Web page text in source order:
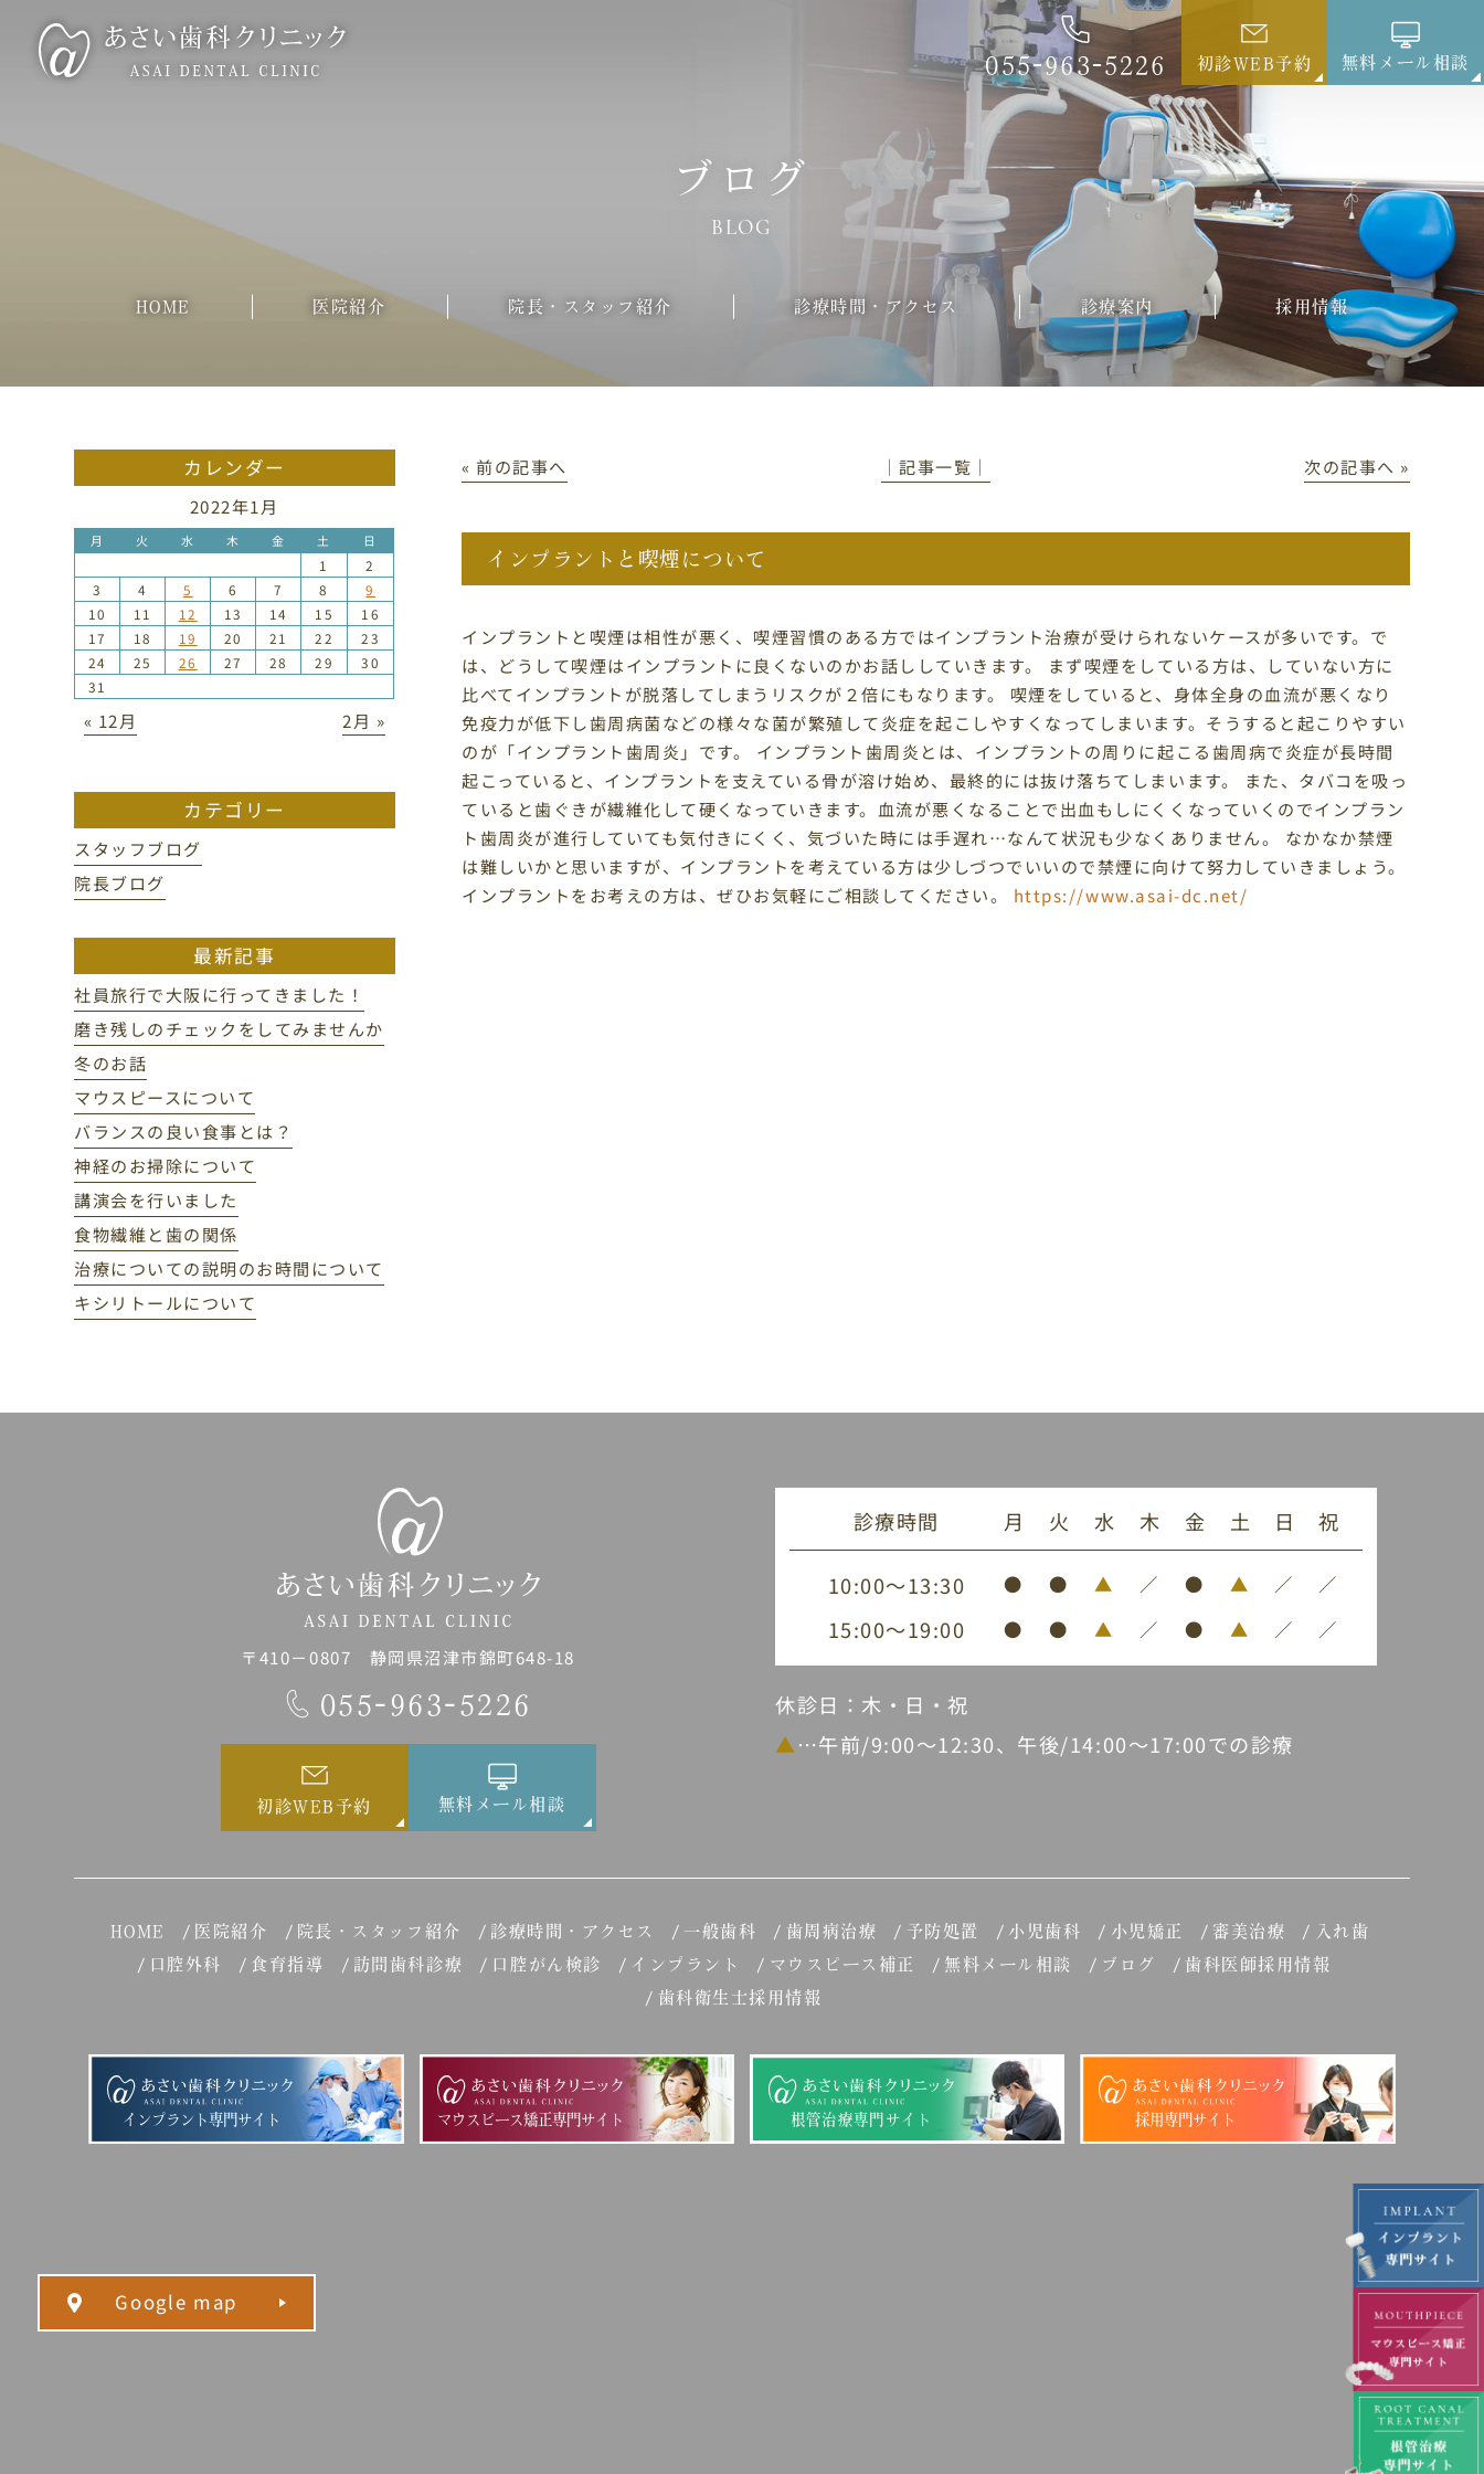
055-963-5226 初診WEB予約 無料メール相談
ブログ
BLOG
HOME 医院紹介 院長・スタッフ紹介 診療時間・アクセス 診療案内 採用情報
« 前の記事へ │記事一覧│ 次の記事へ »
インプラントと喫煙について
インプラントと喫煙は相性が悪く、喫煙習慣のある方ではインプラント治療が受けられないケースが多いです。で
は、どうして喫煙はインプラントに良くないのかお話ししていきます。 まず喫煙をしている方は、していない方に
比べてインプラントが脱落してしまうリスクが２倍にもなります。 喫煙をしていると、身体全身の血流が悪くなり
免疫力が低下し歯周病菌などの様々な菌が繁殖して炎症を起こしやすくなってしまいます。そうすると起こりやすい
のが「インプラント歯周炎」です。 インプラント歯周炎とは、インプラントの周りに起こる歯周病で炎症が長時間
起こっていると、インプラントを支えている骨が溶け始め、最終的には抜け落ちてしまいます。 また、タバコを吸っ
ていると歯ぐきが繊維化して硬くなっていきます。血流が悪くなることで出血もしにくくなっていくのでインプラン
ト歯周炎が進行していても気付きにくく、気づいた時には手遅れ…なんて状況も少なくありません。 なかなか禁煙
は難しいかと思いますが、インプラントを考えている方は少しづつでいいので禁煙に向けて努力していきましょう。
インプラントをお考えの方は、ぜひお気軽にご相談してください。 https://www.asai-dc.net/
カレンダー
2022年1月
月 火 水 木 金 土 日
1
2
3
4 5 6 7 8
9
10
11 12 13 14 15
16
17
18 19 20 21 22
23
24
25 26 27 28 29
30
31
« 12月 2月 »
カテゴリー
スタッフブログ
院長ブログ
最新記事
社員旅行で大阪に行ってきました！
磨き残しのチェックをしてみませんか
冬のお話
マウスピースについて
バランスの良い食事とは？
神経のお掃除について
講演会を行いました
食物繊維と歯の関係
治療についての説明のお時間について
キシリトールについて
〒410－0807 静岡県沼津市錦町648-18
055-963-5226
初診WEB予約 無料メール相談
診療時間 月 火 水 木 金 土 日 祝
10:00～13:30 ● ● ▲ ／ ● ▲ ／ ／
15:00～19:00 ● ● ▲ ／ ● ▲ ／ ／
休診日：木・日・祝
▲…午前/9:00～12:30、午後/14:00～17:00での診療
HOME 医院紹介 院長・スタッフ紹介 診療時間・アクセス 一般歯科 歯周病治療 予防処置 小児歯科 小児矯正 審美治療
入れ歯
口腔外科
食育指導 訪問歯科診療 口腔がん検診 インプラント マウスピース補正 無料メール相談 ブログ
歯科医師採用情報
歯科衛生士採用情報
インプラント専門サイト マウスピース矯正専門サイト 根管治療専門サイト 採用専門サイト
Google map